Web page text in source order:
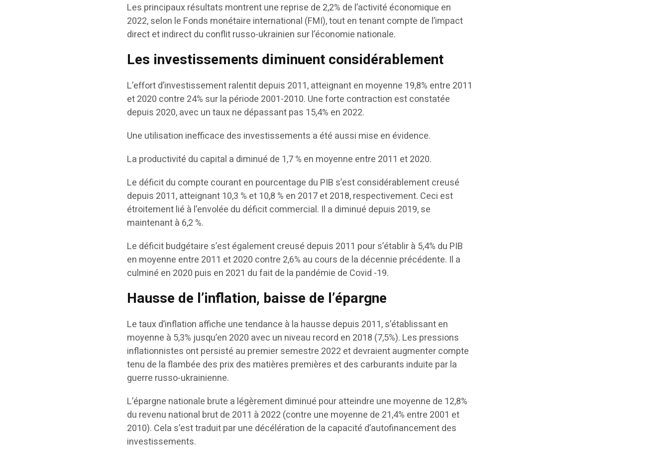
Les principaux résultats montrent une reprise de 2,2% de l’activité économique en
2022, selon le Fonds monétaire international (FMI), tout en tenant compte de l’impact
direct et indirect du conflit russo-ukrainien sur l’économie nationale.
Les investissements diminuent considérablement
L’effort d’investissement ralentit depuis 2011, atteignant en moyenne 19,8% entre 2011
et 2020 contre 24% sur la période 2001-2010. Une forte contraction est constatée
depuis 2020, avec un taux ne dépassant pas 15,4% en 2022.
Une utilisation inefficace des investissements a été aussi mise en évidence.
La productivité du capital a diminué de 1,7 % en moyenne entre 2011 et 2020.
Le déficit du compte courant en pourcentage du PIB s’est considérablement creusé
depuis 2011, atteignant 10,3 % et 10,8 % en 2017 et 2018, respectivement. Ceci est
étroitement lié à l’envolée du déficit commercial. Il a diminué depuis 2019, se
maintenant à 6,2 %.
Le déficit budgétaire s’est également creusé depuis 2011 pour s’établir à 5,4% du PIB
en moyenne entre 2011 et 2020 contre 2,6% au cours de la décennie précédente. Il a
culminé en 2020 puis en 2021 du fait de la pandémie de Covid -19.
Hausse de l’inflation, baisse de l’épargne
Le taux d’inflation affiche une tendance à la hausse depuis 2011, s’établissant en
moyenne à 5,3% jusqu’en 2020 avec un niveau record en 2018 (7,5%). Les pressions
inflationnistes ont persisté au premier semestre 2022 et devraient augmenter compte
tenu de la flambée des prix des matières premières et des carburants induite par la
guerre russo-ukrainienne.
L’épargne nationale brute a légèrement diminué pour atteindre une moyenne de 12,8%
du revenu national brut de 2011 à 2022 (contre une moyenne de 21,4% entre 2001 et
2010). Cela s’est traduit par une décélération de la capacité d’autofinancement des
investissements.